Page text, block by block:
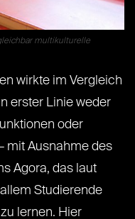
multikulturelle
wirkte im Vergleich
erster Linie weder
oder
mit Ausnahme des
Agora, das laut
Studierende
lernen. Hier